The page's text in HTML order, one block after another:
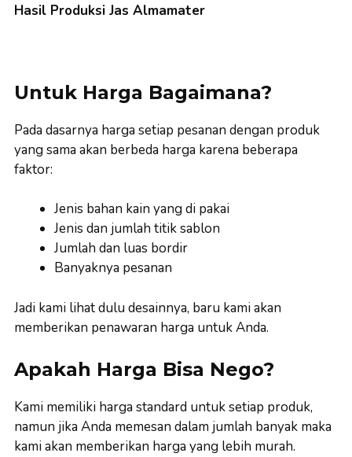
Hasil Produksi Jas Almamater
Untuk Harga Bagaimana?
Pada dasarnya harga setiap pesanan dengan produk
yang sama akan berbeda harga karena beberapa
faktor:
Jenis bahan kain yang di pakai
Jenis dan jumlah titik sablon
Jumlah dan luas bordir
Banyaknya pesanan
Jadi kami lihat dulu desainnya, baru kami akan
memberikan penawaran harga untuk Anda.
Apakah Harga Bisa Nego?
Kami memiliki harga standard untuk setiap produk,
namun jika Anda memesan dalam jumlah banyak maka
kami akan memberikan harga yang lebih murah.